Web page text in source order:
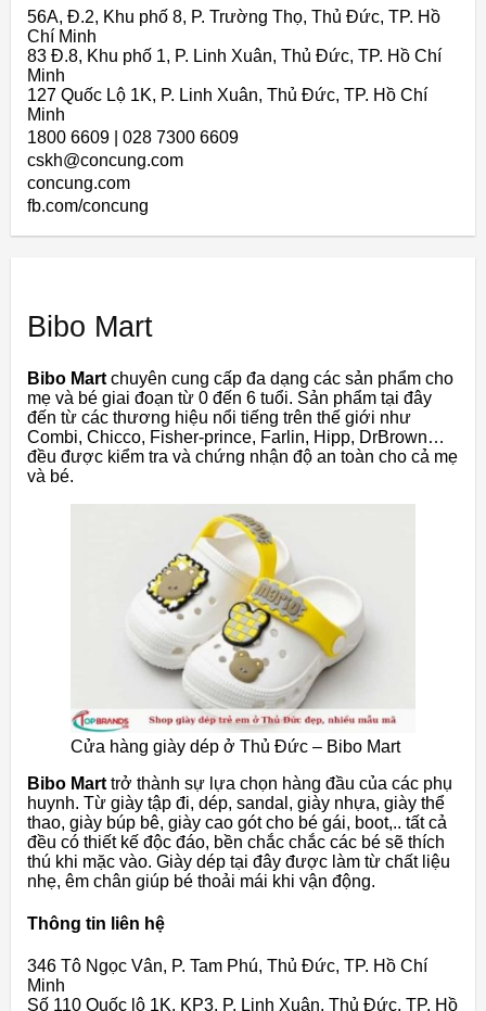
56A, Đ.2, Khu phố 8, P. Trường Thọ, Thủ Đức, TP. Hồ
Chí Minh
83 Đ.8, Khu phố 1, P. Linh Xuân, Thủ Đức, TP. Hồ Chí
Minh
127 Quốc Lộ 1K, P. Linh Xuân, Thủ Đức, TP. Hồ Chí
Minh
1800 6609 | 028 7300 6609
cskh@concung.com
concung.com
fb.com/concung
Bibo Mart
Bibo Mart chuyên cung cấp đa dạng các sản phẩm cho
mẹ và bé giai đoạn từ 0 đến 6 tuổi. Sản phẩm tại đây
đến từ các thương hiệu nổi tiếng trên thế giới như
Combi, Chicco, Fisher-prince, Farlin, Hipp, DrBrown…
đều được kiểm tra và chứng nhận độ an toàn cho cả mẹ
và bé.
Cửa hàng giày dép ở Thủ Đức – Bibo Mart
Bibo Mart trở thành sự lựa chọn hàng đầu của các phụ
huynh. Từ giày tập đi, dép, sandal, giày nhựa, giày thể
thao, giày búp bê, giày cao gót cho bé gái, boot,.. tất cả
đều có thiết kế độc đáo, bền chắc chắc các bé sẽ thích
thú khi mặc vào. Giày dép tại đây được làm từ chất liệu
nhẹ, êm chân giúp bé thoải mái khi vận động.
Thông tin liên hệ
346 Tô Ngọc Vân, P. Tam Phú, Thủ Đức, TP. Hồ Chí
Minh
Số 110 Quốc lộ 1K, KP3, P. Linh Xuân, Thủ Đức, TP. Hồ